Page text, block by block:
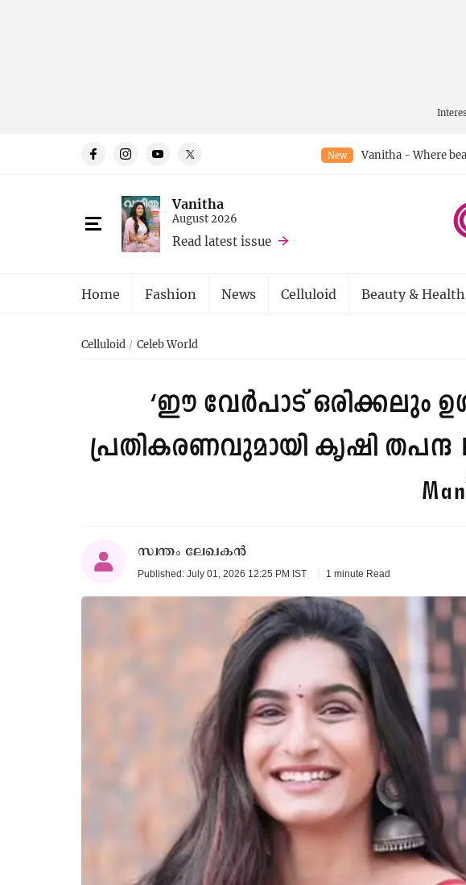
New Vanitha - Where
Vanitha
August 2026
Read latest issue
Home Fashion News Celluloid Beauty & Health
Celluloid Celeb World
‘ഈ വേർപാട് ഒരിക്കലും
പ്രതികരണവുമായി കൃഷി തപന്ദ
സ്വന്തം ലേഖകൻ
Published: July 01, 2026 12:25 PM IST 1 minute Read